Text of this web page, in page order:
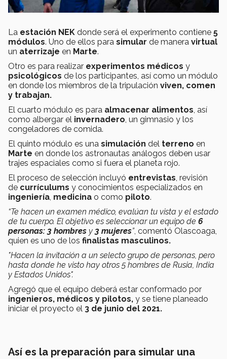
La estación NEK donde será el experimento contiene 5
módulos. Uno de ellos para simular de manera virtual
un aterrizaje en Marte.
Otro es para realizar experimentos médicos y
psicológicos de los participantes, así como un módulo
en donde los miembros de la tripulación viven, comen
y trabajan.
El cuarto módulo es para almacenar alimentos, así
como albergar el invernadero, un gimnasio y los
congeladores de comida.
El quinto módulo es una simulación del terreno en
Marte en donde los astronautas análogos deben usar
trajes espaciales como si fuera el planeta rojo.
El proceso de selección incluyó entrevistas, revisión
de currículums y conocimientos especializados en
ingeniería, medicina o como piloto.
“Te hacen un examen médico, evalúan tu vista y el estado
de tu cuerpo. El objetivo es seleccionar un equipo de 6
personas: 3 hombres y 3 mujeres”, comentó Olascoaga,
quien es uno de los finalistas masculinos.
"Hacen la invitación a un selecto grupo de personas, pero
hasta donde he visto hay otros 5 hombres de Rusia, India
y Estados Unidos".
Agregó que el equipo deberá estar conformado por
ingenieros, médicos y pilotos, y se tiene planeado
iniciar el proyecto el 3 de junio del 2021.
Así es la preparación para simular una